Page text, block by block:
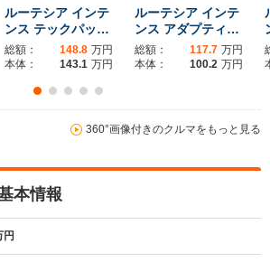
ホイールベース
-m
23.3km/L
路:19.5～
ホイールベース
-m
11.3～17.5km/L
└市街地:8.0～
ホイー
ルーテシア インテ
ンス テックパッ…
総額： 148.8 万円
本体：
143.1 万円
ルーテシア インテ
ンス アダプティ…
総額： 117.7 万円
本体：
100.2 万円
360°画像付きのクルマをもっと見る
本情報
円